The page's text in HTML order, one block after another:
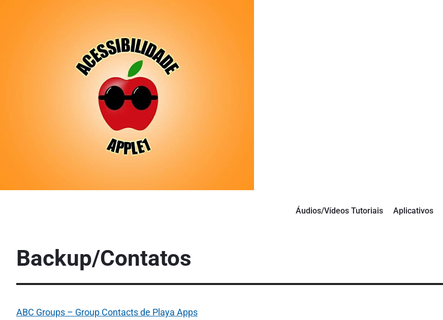
Áudios/Vídeos Tutoriais Aplicativos
Backup/Contatos
ABC Groups – Group Contacts de Playa Apps